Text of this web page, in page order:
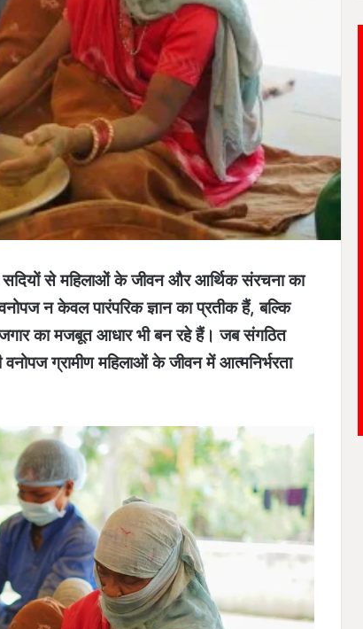
सदियों से महिलाओं के जीवन और आर्थिक संरचना का
न केवल पारंपरिक ज्ञान का प्रतीक हैं, बल्कि
का मजबूत आधार भी बन रहे हैं। जब संगठित
ग्रामीण महिलाओं के जीवन में आत्मनिर्भरता